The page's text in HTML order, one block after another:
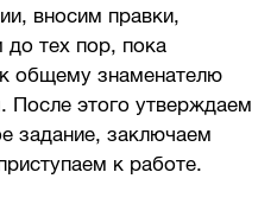
вносим правки,
тех пор, пока
общему знаменателю
После этого утверждаем
задание, заключаем
к работе.